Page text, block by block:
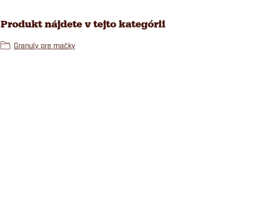
Produkt nájdete v tejto kategórii
Granuly pre mačky